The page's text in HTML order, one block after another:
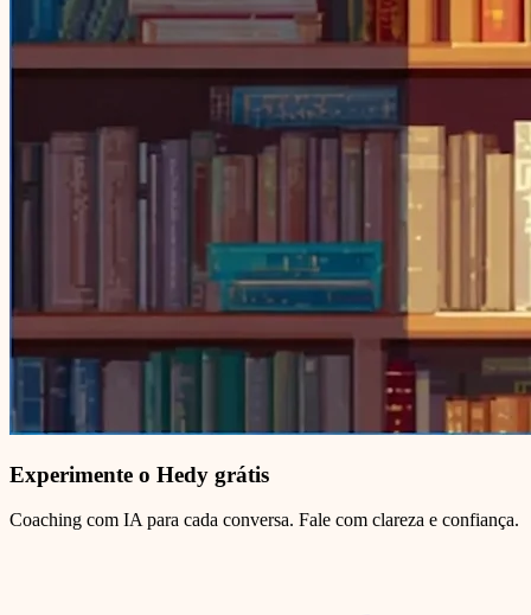
Experimente o Hedy grátis
Coaching com IA para cada conversa. Fale com clareza e confiança.